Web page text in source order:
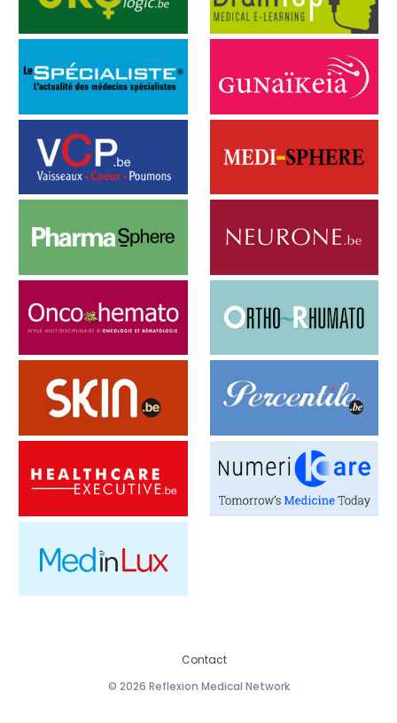
© 2026 Reflexion Medical Network
Contact